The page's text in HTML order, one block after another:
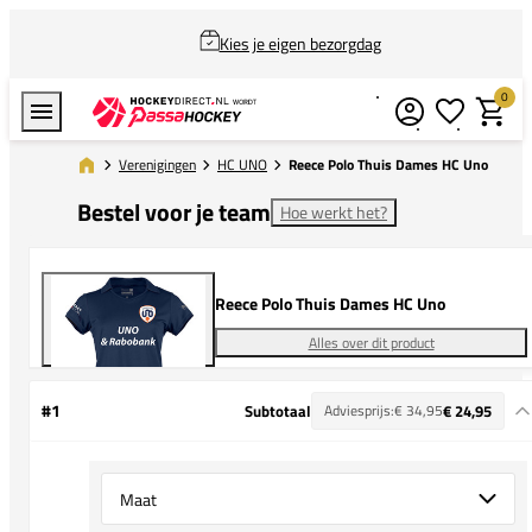
Kies je eigen bezorgdag
0
Verenigingen HC UNO Reece Polo Thuis Dames HC Uno
Bestel voor je team Hoe werkt het?
Reece Polo Thuis Dames HC Uno
Alles over dit product
#1 Subtotaal Adviesprijs:€ 34,95€ 24,95